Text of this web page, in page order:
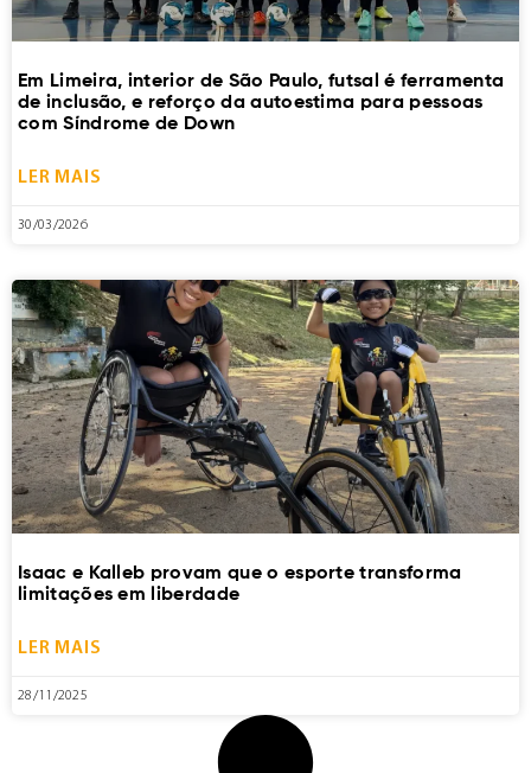
Em Limeira, interior de São Paulo, futsal é ferramenta
de inclusão, e reforço da autoestima para pessoas
com Síndrome de Down
LER MAIS
30/03/2026
Isaac e Kalleb provam que o esporte transforma
limitações em liberdade
LER MAIS
28/11/2025